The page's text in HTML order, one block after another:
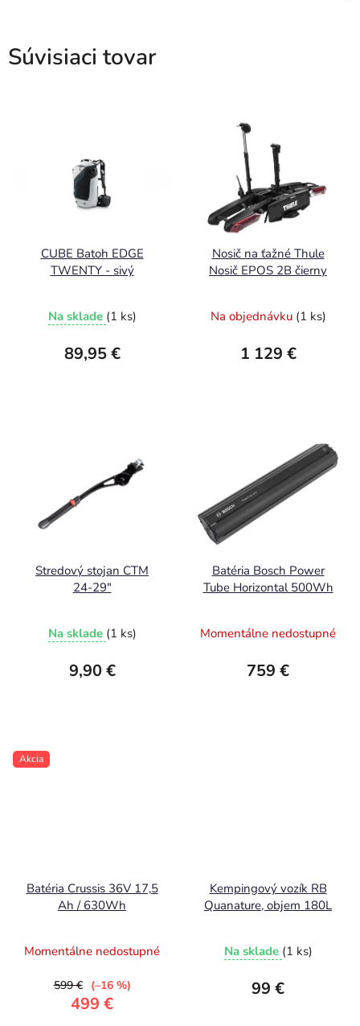
Súvisiaci tovar
CUBE Batoh EDGE
TWENTY - sivý
Na sklade (1 ks)
89,95 €
Nosič na ťažné Thule
Nosič EPOS 2B čierny
Na objednávku (1 ks)
1 129 €
Stredový stojan CTM
24-29"
Na sklade (1 ks)
9,90 €
Batéria Bosch Power
Tube Horizontal 500Wh
Momentálne nedostupné
759 €
Akcia
Batéria Crussis 36V 17,5
Ah / 630Wh
Momentálne nedostupné
499 €
599 € (–16 %)
Kempingový vozík RB
Quanature, objem 180L
Na sklade (1 ks)
99 €